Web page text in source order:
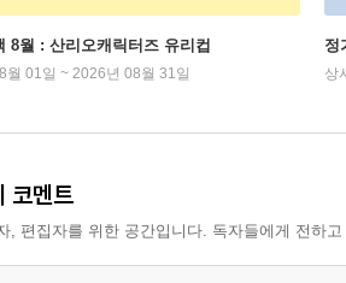
8월 : 산리오캐릭터즈 유리컵
월 01일 ~ 2026년 08월 31일
정
상
코멘트
, 편집자를 위한 공간입니다. 독자들에게 전하